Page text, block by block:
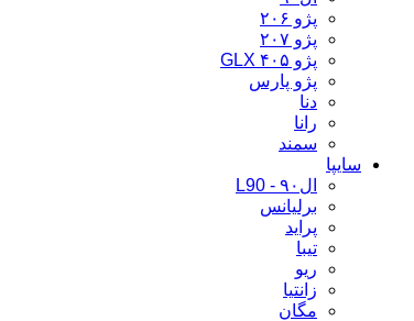
پژو ۲۰۶
پژو ۲۰۷
پژو ۴۰۵ GLX
پژو پارس
دنا
رانا
سمند
سایپا
ال۹۰ - L90
برلیانس
پراید
تیبا
ریو
زانتیا
مگان